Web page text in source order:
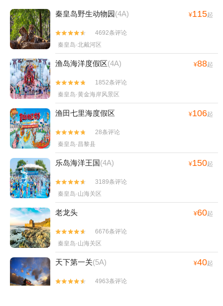
秦皇岛野生动物园(4A) ¥115起


4692条评论
秦皇岛·北戴河区
渔岛海洋度假区(4A) ¥88起


1852条评论
秦皇岛·黄金海岸风景区
渔田七里海度假区 ¥106起


28条评论
秦皇岛·昌黎县
乐岛海洋王国(4A) ¥150起


3189条评论
秦皇岛·山海关区
老龙头 ¥60起


6676条评论
秦皇岛·山海关区
天下第一关(5A) ¥40起


4963条评论